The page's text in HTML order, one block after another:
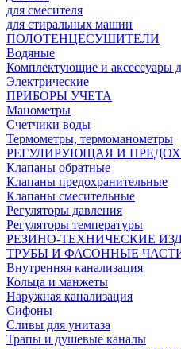
для смесителя
для стиральных машин
ПОЛОТЕНЦЕСУШИТЕЛИ
Водяные
Комплектующие и аксессуары
Электрические
ПРИБОРЫ УЧЕТА
Манометры
Счетчики воды
Термометры, термоманометры
РЕГУЛИРУЮЩАЯ И
Клапаны обратные
Клапаны предохранительные
Клапаны смесительные
Регуляторы давления
Регуляторы температуры
РЕЗИНО-ТЕХНИЧЕСКИЕ
ТРУБЫ И ФАСОННЫЕ
Внутренняя канализация
Кольца и манжеты
Наружная канализация
Сифоны
Сливы для унитаза
Трапы и душевые каналы